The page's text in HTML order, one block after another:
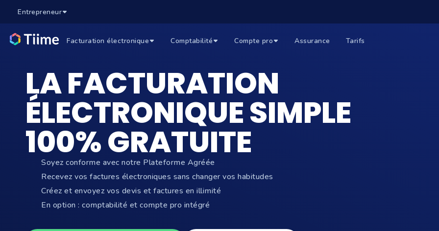
Entrepreneur
Facturation électronique Comptabilité Compte pro Assurance Tarifs
LA FACTURATION
ÉLECTRONIQUE SIMPLE
100% GRATUITE
Soyez conforme avec notre Plateforme Agréée
Recevez vos factures électroniques sans changer vos habitudes
Créez et envoyez vos devis et factures en illimité
En option : comptabilité et compte pro intégré